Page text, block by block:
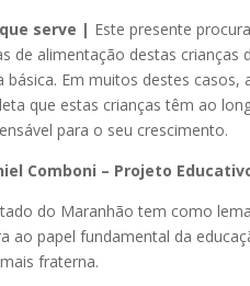
serve | Este presente
de alimentação destas crianças
básica. Em muitos destes casos,
que estas crianças têm ao
para o seu crescimento.
Comboni – Projeto
do Maranhão tem como
ao papel fundamental da
fraterna.